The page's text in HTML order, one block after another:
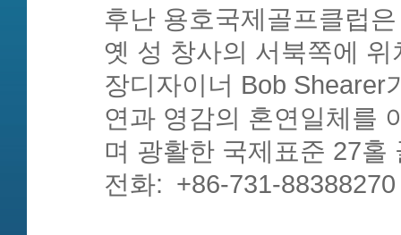
후난 용호국제골프클럽
옛 성 창사의 서북쪽에
장디자이너 Bob Shearer
연과 영감의 혼연일체를
며 광활한 국제표준 27홀
전화: +86-731-88388270